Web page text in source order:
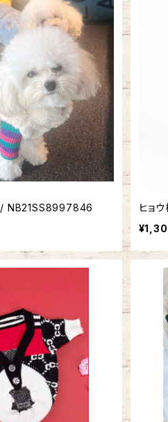
/ NB21SS8997846
ヒョ